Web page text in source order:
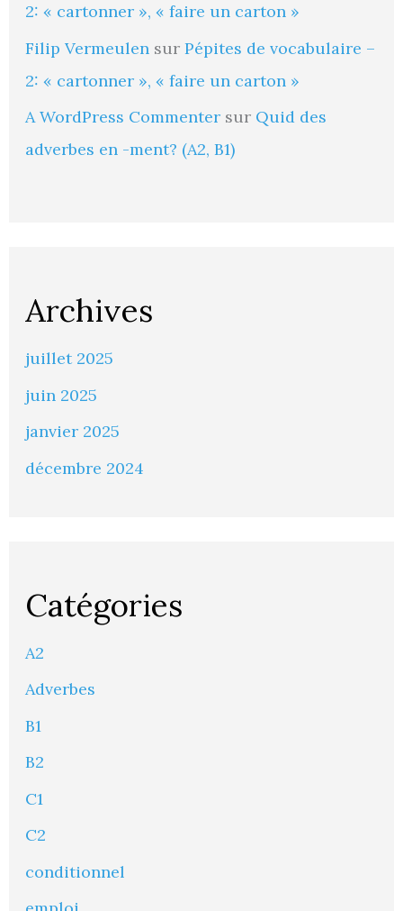
2: « cartonner », « faire un carton »
Filip Vermeulensur Pépites de vocabulaire –
2: « cartonner », « faire un carton »
A WordPress Commentersur Quid des
adverbes en -ment? (A2, B1)
Archives
juillet 2025
juin 2025
janvier 2025
décembre 2024
Catégories
A2
Adverbes
B1
B2
C1
C2
conditionnel